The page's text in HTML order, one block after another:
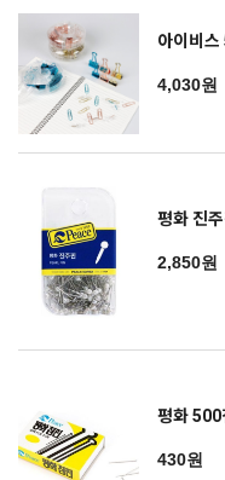
아이비
4,030원
평화 진
2,850원
평화
430원